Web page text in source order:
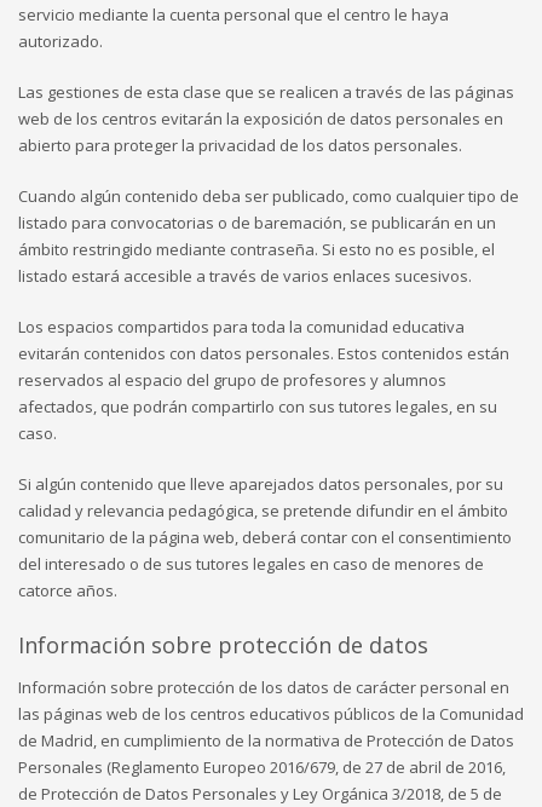
servicio mediante la cuenta personal que el centro le haya
autorizado.
Las gestiones de esta clase que se realicen a través de las páginas
web de los centros evitarán la exposición de datos personales en
abierto para proteger la privacidad de los datos personales.
Cuando algún contenido deba ser publicado, como cualquier tipo de
listado para convocatorias o de baremación, se publicarán en un
ámbito restringido mediante contraseña. Si esto no es posible, el
listado estará accesible a través de varios enlaces sucesivos.
Los espacios compartidos para toda la comunidad educativa
evitarán contenidos con datos personales. Estos contenidos están
reservados al espacio del grupo de profesores y alumnos
afectados, que podrán compartirlo con sus tutores legales, en su
caso.
Si algún contenido que lleve aparejados datos personales, por su
calidad y relevancia pedagógica, se pretende difundir en el ámbito
comunitario de la página web, deberá contar con el consentimiento
del interesado o de sus tutores legales en caso de menores de
catorce años.
Información sobre protección de datos
Información sobre protección de los datos de carácter personal en
las páginas web de los centros educativos públicos de la Comunidad
de Madrid, en cumplimiento de la normativa de Protección de Datos
Personales (Reglamento Europeo 2016/679, de 27 de abril de 2016,
de Protección de Datos Personales y Ley Orgánica 3/2018, de 5 de